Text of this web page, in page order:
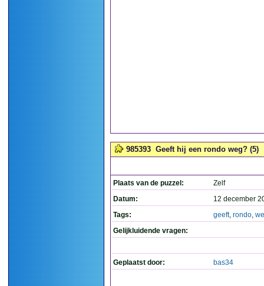
985393 Geeft hij een rondo weg? (5)
Plaats van de puzzel:
Zelf
Datum:
12 december
Tags:
geeft, rondo,
Gelijkluidende vragen:
Geplaatst door: bas34